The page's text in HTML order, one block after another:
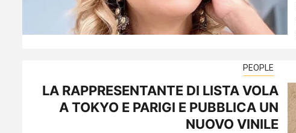
PEOPLE
LA RAPPRESENTANTE DI LISTA VOLA
A TOKYO E PARIGI E PUBBLICA UN
NUOVO VINILE